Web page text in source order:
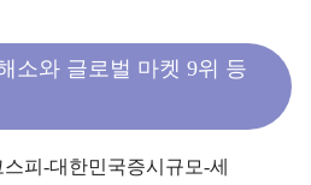
소와 글로벌 마켓 9위 등